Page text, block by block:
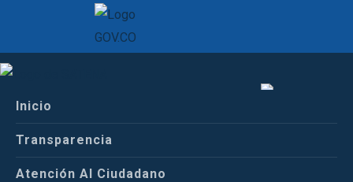
Inicio
Transparencia
Atención Al Ciudadano
Inicio
Conoce a Satena